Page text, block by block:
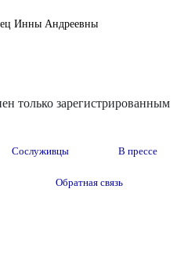
Инны Андреевны
только зарегистрированным
Сослуживцы В прессе
Обратная связь